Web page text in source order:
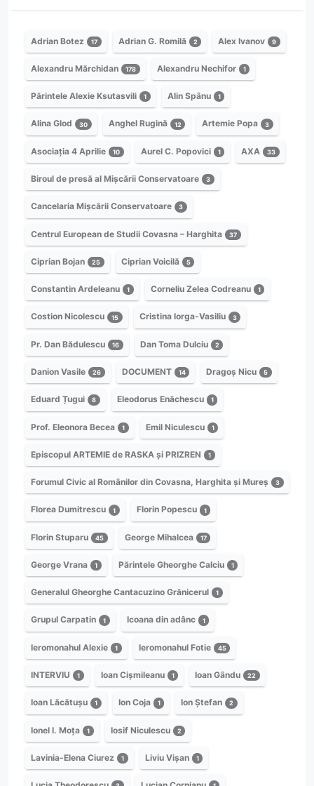
Adrian Botez 17 Adrian G. Romilă 2 Alex Ivanov 9
Alexandru Mărchidan 178 Alexandru Nechifor 1
Părintele Alexie Ksutasvili 1 Alin Spânu 1
Alina Glod 30 Anghel Rugină 12 Artemie Popa 3
Asociația 4 Aprilie 10 Aurel C. Popovici 1 AXA 33
Biroul de presă al Mișcării Conservatoare 3
Cancelaria Mișcării Conservatoare 3
Centrul European de Studii Covasna – Harghita 37
Ciprian Bojan 25 Ciprian Voicilă 5
Constantin Ardeleanu 1 Corneliu Zelea Codreanu 1
Costion Nicolescu 15 Cristina Iorga-Vasiliu 3
Pr. Dan Bădulescu 16 Dan Toma Dulciu 2
Danion Vasile 26 DOCUMENT 14 Dragoș Nicu 5
Eduard Țugui 8 Eleodorus Enăchescu 1
Prof. Eleonora Becea 1 Emil Niculescu 1
Episcopul ARTEMIE de RASKA și PRIZREN 1
Forumul Civic al Românilor din Covasna, Harghita și Mureș 3
Florea Dumitrescu 1 Florin Popescu 1
Florin Stuparu 45 George Mihalcea 17
George Vrana 1 Părintele Gheorghe Calciu 1
Generalul Gheorghe Cantacuzino Grănicerul 1
Grupul Carpatin 1 Icoana din adânc 1
Ieromonahul Alexie 1 Ieromonahul Fotie 45
INTERVIU 1 Ioan Cișmileanu 1 Ioan Gându 22
Ioan Lăcătușu 1 Ion Coja 1 Ion Ștefan 2
Ionel I. Moța 1 Iosif Niculescu 2
Lavinia-Elena Ciurez 1 Liviu Vișan 1